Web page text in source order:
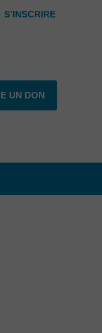
S'INSCRIRE
UN DON